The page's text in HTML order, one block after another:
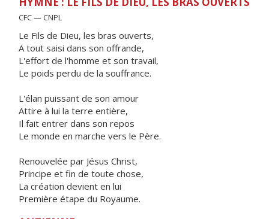
CFC — CNPL
Le Fils de Dieu, les bras ouverts,
A tout saisi dans son offrande,
L'effort de l'homme et son travail,
Le poids perdu de la souffrance.
L'élan puissant de son amour
Attire à lui la terre entière,
Il fait entrer dans son repos
Le monde en marche vers le Père.
Renouvelée par Jésus Christ,
Principe et fin de toute chose,
La création devient en lui
Première étape du Royaume.